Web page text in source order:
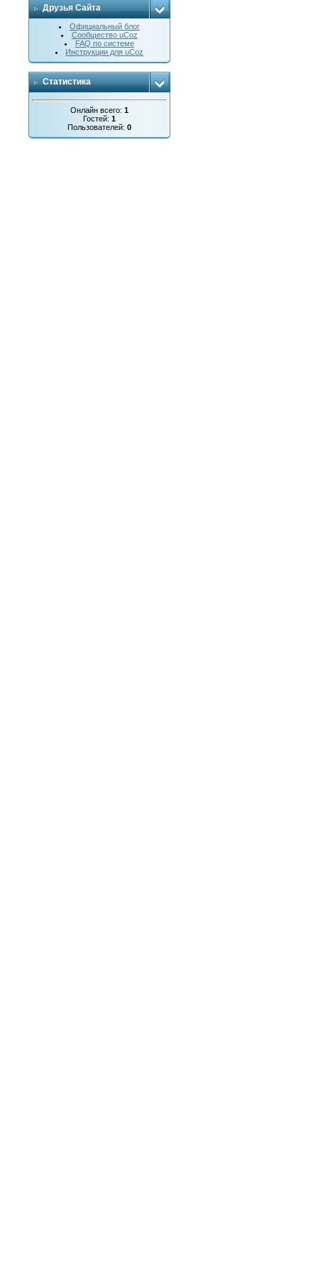
Друзья Сайта
Официальный блог
Сообщество uCoz
FAQ по системе
Инструкции для uCoz
Статистика
Онлайн всего: 1
Гостей: 1
Пользователей: 0